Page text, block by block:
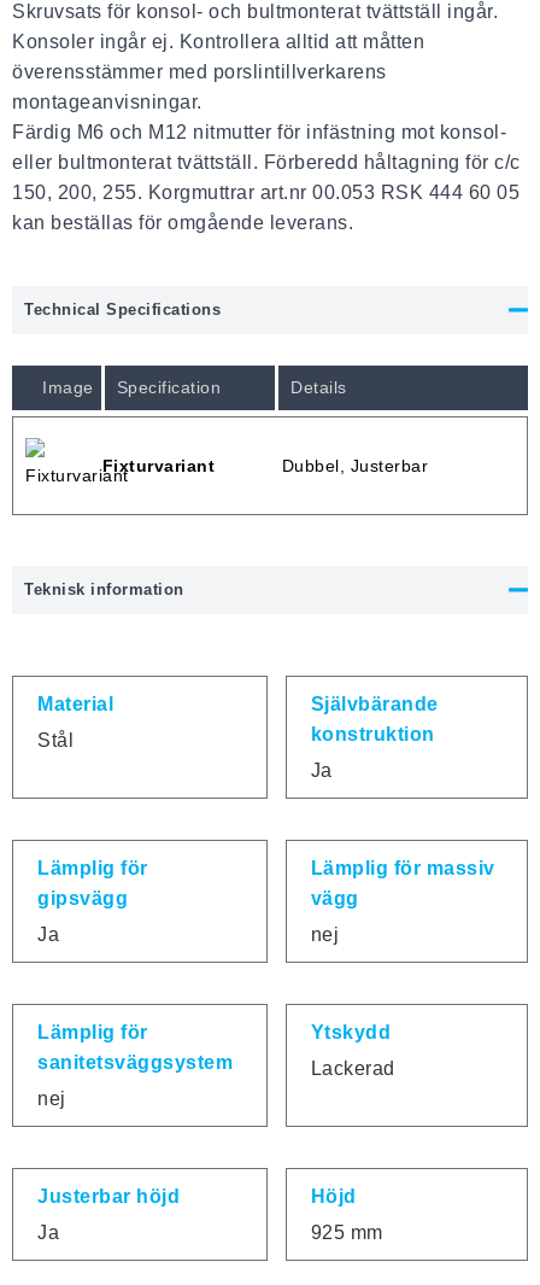
Skruvsats för konsol- och bultmonterat tvättställ ingår.
Konsoler ingår ej. Kontrollera alltid att måtten
överensstämmer med porslintillverkarens
montageanvisningar.
Färdig M6 och M12 nitmutter för infästning mot konsol-
eller bultmonterat tvättställ. Förberedd håltagning för c/c
150, 200, 255. Korgmuttrar art.nr 00.053 RSK 444 60 05
kan beställas för omgående leverans.
Technical Specifications
Image Specification Details
Fixturvariant Dubbel, Justerbar
Teknisk information
Material
Stål
Självbärande
konstruktion
Ja
Lämplig för
gipsvägg
Ja
Lämplig för massiv
vägg
nej
Lämplig för
sanitetsväggsystem
nej
Ytskydd
Lackerad
Justerbar höjd
Ja
Höjd
925 mm